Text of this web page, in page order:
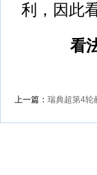
利，因此
看
上一篇： 瑞典超第4轮